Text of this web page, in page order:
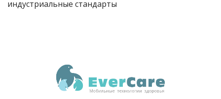
индустриальные стандарты